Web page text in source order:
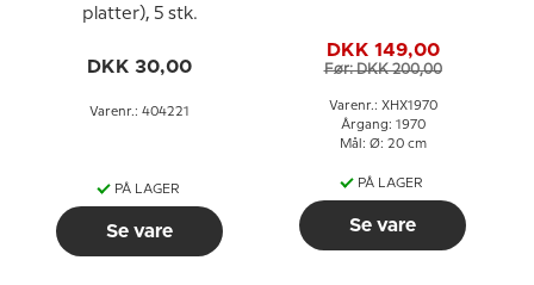
platter), 5 stk.
DKK 30,00
Varenr.: 404221
PÅ LAGER
Se vare
DKK 149,00
Før: DKK 200,00
Varenr.: XHX1970
Årgang: 1970
Mål: Ø: 20 cm
PÅ LAGER
Se vare